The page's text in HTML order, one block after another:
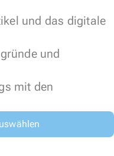
und das digitale
und
mit den